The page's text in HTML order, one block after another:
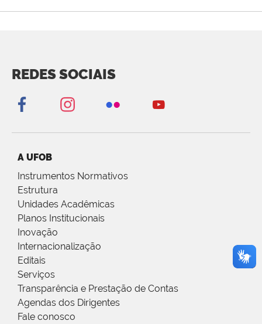
REDES SOCIAIS
A UFOB
Instrumentos Normativos
Estrutura
Unidades Acadêmicas
Planos Institucionais
Inovação
Internacionalização
Editais
Serviços
Transparência e Prestação de Contas
Agendas dos Dirigentes
Fale conosco